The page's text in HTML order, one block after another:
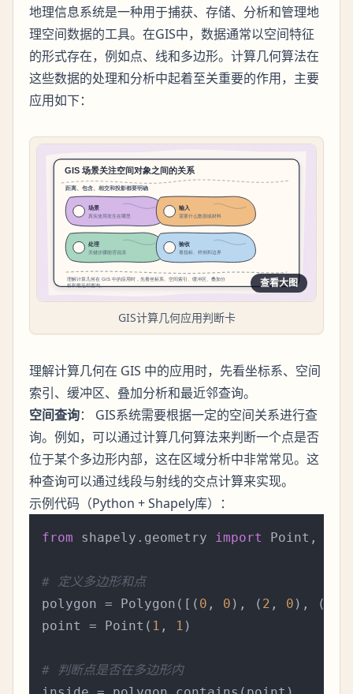
地理信息系统是一种用于捕获、存储、分析和管理地
理空间数据的工具。在GIS中，数据通常以空间特征
的形式存在，例如点、线和多边形。计算几何算法在
这些数据的处理和分析中起着至关重要的作用，主要
应用如下：
查看大图
GIS计算几何应用判断卡
理解计算几何在 GIS 中的应用时，先看坐标系、空间
索引、缓冲区、叠加分析和最近邻查询。
空间查询： GIS系统需要根据一定的空间关系进行查
询。例如，可以通过计算几何算法来判断一个点是否
位于某个多边形内部，这在区域分析中非常常见。这
种查询可以通过线段与射线的交点计算来实现。
示例代码（Python + Shapely库）：
from shapely.geometry import Point,
# 定义多边形和点
polygon = Polygon([( 0 , 0 ), ( 2 , 0 ), (
point = Point( 1 , 1 )
# 判断点是否在多边形内